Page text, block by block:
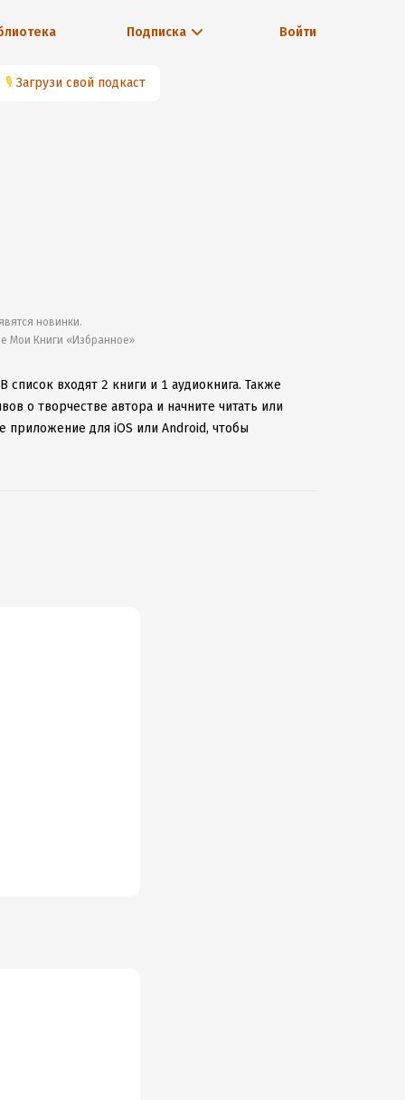
Подписка Войти
🎙 Загрузи свой подкаст
новинки.
Мои Книги «Избранное»
В список входят 2 книги и 1 аудиокнига. Также
о творчестве автора и начните читать или
приложение для iOS или Android, чтобы